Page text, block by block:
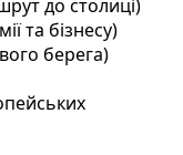
до столиці)
та бізнесу)
берега)